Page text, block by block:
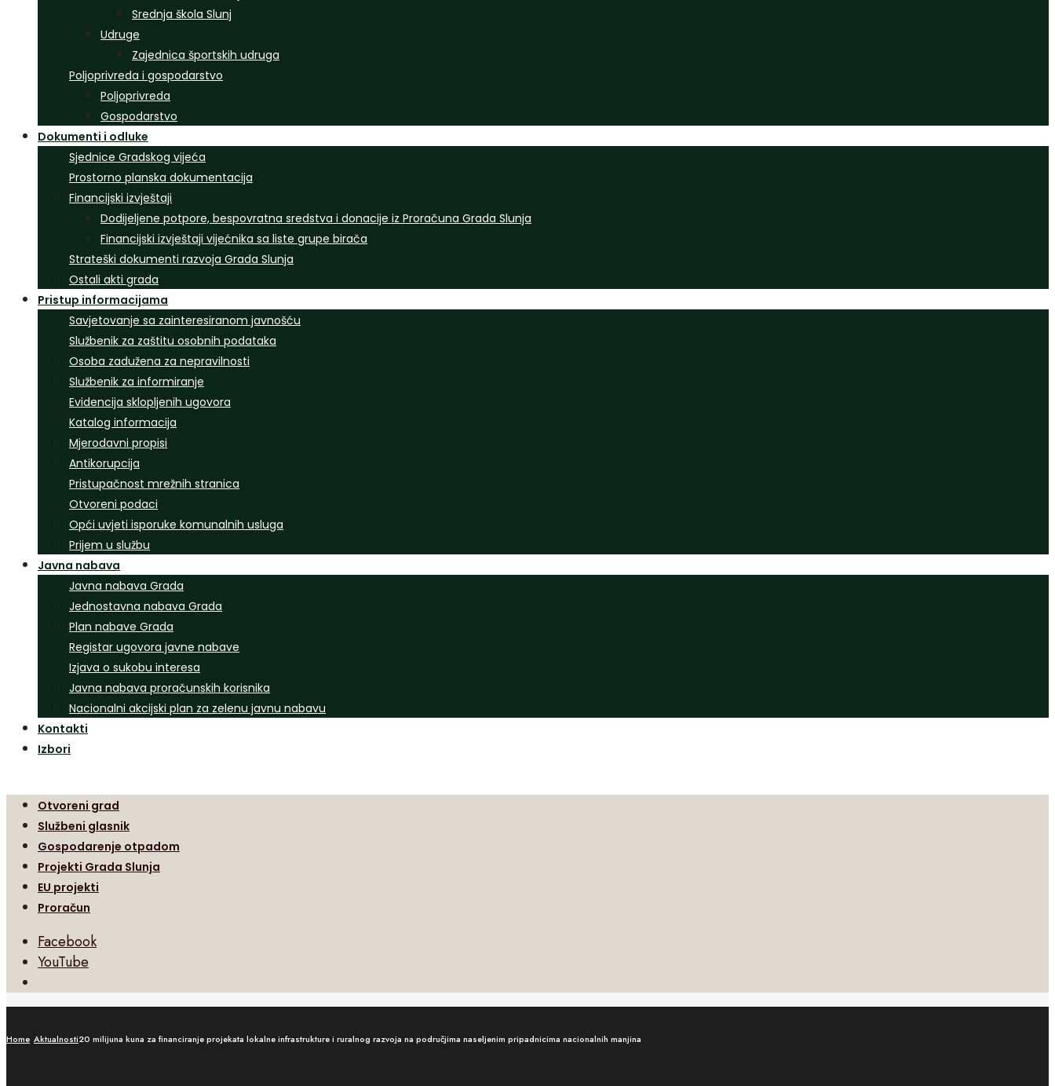
Srednja škola Slunj
Udruge
Zajednica športskih udruga
Poljoprivreda i gospodarstvo
Poljoprivreda
Gospodarstvo
Dokumenti i odluke
Sjednice Gradskog vijeća
Prostorno planska dokumentacija
Financijski izvještaji
Dodijeljene potpore, bespovratna sredstva i donacije iz Proračuna Grada Slunja
Financijski izvještaji vijećnika sa liste grupe birača
Strateški dokumenti razvoja Grada Slunja
Ostali akti grada
Pristup informacijama
Savjetovanje sa zainteresiranom javnošću
Službenik za zaštitu osobnih podataka
Osoba zadužena za nepravilnosti
Službenik za informiranje
Evidencija sklopljenih ugovora
Katalog informacija
Mjerodavni propisi
Antikorupcija
Pristupačnost mrežnih stranica
Otvoreni podaci
Opći uvjeti isporuke komunalnih usluga
Prijem u službu
Javna nabava
Javna nabava Grada
Jednostavna nabava Grada
Plan nabave Grada
Registar ugovora javne nabave
Izjava o sukobu interesa
Javna nabava proračunskih korisnika
Nacionalni akcijski plan za zelenu javnu nabavu
Kontakti
Izbori
Otvoreni grad
Službeni glasnik
Gospodarenje otpadom
Projekti Grada Slunja
EU projekti
Proračun
Facebook
YouTube
Search
Home Aktualnosti20 milijuna kuna za financiranje projekata lokalne infrastrukture i ruralnog razvoja na područjima naseljenim pripadnicima nacionalnih manjina